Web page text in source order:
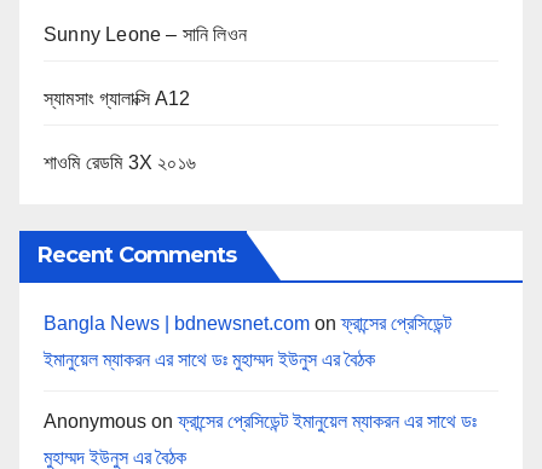
Sunny Leone – সানি লিওন
স্যামসাং গ্যালাক্সি A12
শাওমি রেডমি 3X ২০১৬
Recent Comments
Bangla News | bdnewsnet.com onফ্রান্সের প্রেসিডেন্ট
ইমানুয়েল ম্যাকরন এর সাথে ডঃ মুহাম্মদ ইউনুস এর বৈঠক
Anonymous onফ্রান্সের প্রেসিডেন্ট ইমানুয়েল ম্যাকরন এর সাথে ডঃ
মুহাম্মদ ইউনুস এর বৈঠক